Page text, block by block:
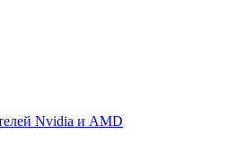
Nvidia и AMD